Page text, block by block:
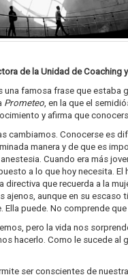
de la Unidad de Coaching
una famosa frase que
Prometeo , en la que el
y afirma que
cambiamos. Conocerse es
manera y de que es
Cuando era más
a lo que hoy necesita.
directiva que recuerda a la
ajenos, aunque en su escaso
Ella puede. No comprende
pero la vida nos
hacerlo. Como le sucede al
ser conscientes de